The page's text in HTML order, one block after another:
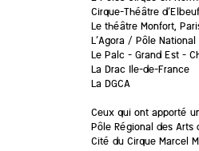
Cirque-Théâtre d’Elbeuf
Le théâtre Monfort,
L’Agora / Pôle
Le Palc – Grand Est –
La Drac Ile-de-France
La DGCA
Ceux qui ont apporté
Pôle Régional des Arts
Cité du Cirque Marcel